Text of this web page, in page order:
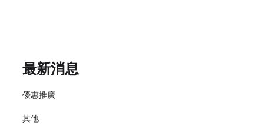
最新消息
優惠推廣
其他